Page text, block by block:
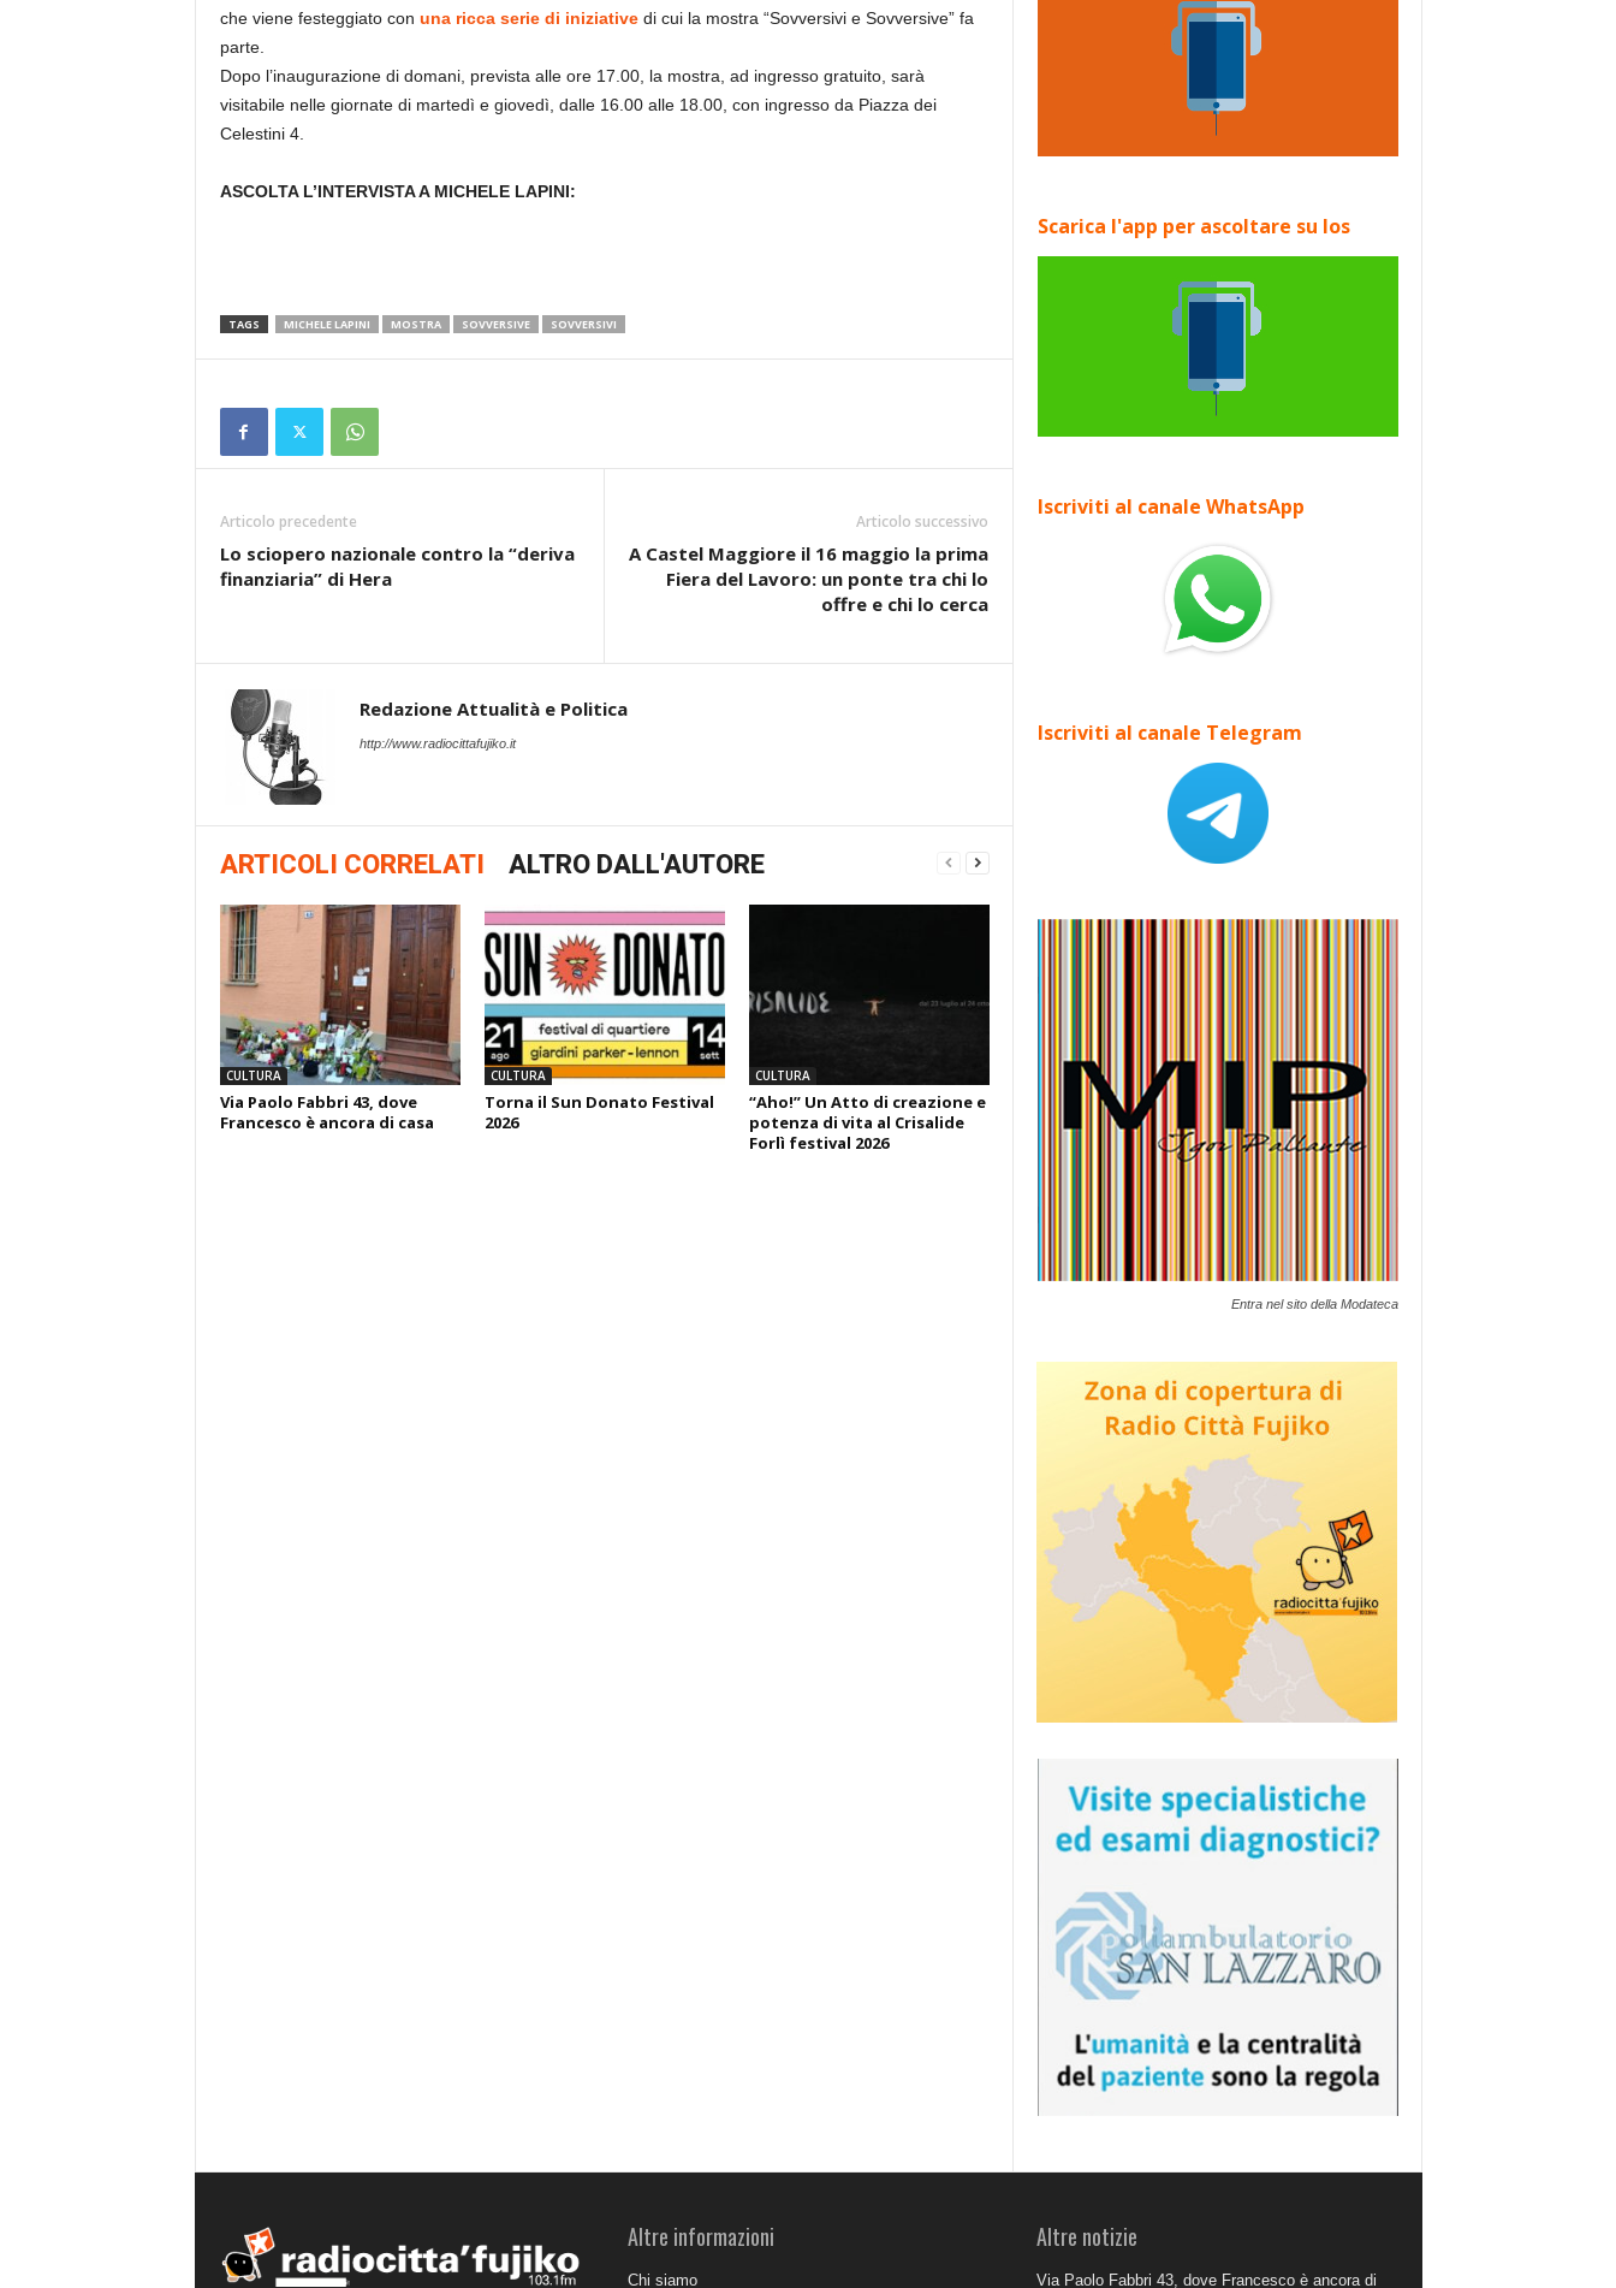
che viene festeggiato con una ricca serie di iniziativedi cui la mostra “Sovversivi e Sovversive” fa
parte.
Dopo l’inaugurazione di domani, prevista alle ore 17.00, la mostra, ad ingresso gratuito, sarà
visitabile nelle giornate di martedì e giovedì, dalle 16.00 alle 18.00, con ingresso da Piazza dei
Celestini 4.
ASCOLTA L’INTERVISTA A MICHELE LAPINI:
TAGS MICHELE LAPINI MOSTRA SOVVERSIVE SOVVERSIVI
Articolo precedente
Lo sciopero nazionale contro la “deriva
finanziaria” di Hera
Articolo successivo
A Castel Maggiore il 16 maggio la prima
Fiera del Lavoro: un ponte tra chi lo
offre e chi lo cerca
Redazione Attualità e Politica
http://www.radiocittafujiko.it
ARTICOLI CORRELATI ALTRO DALL'AUTORE
CULTURA
Via Paolo Fabbri 43, dove
Francesco è ancora di casa
CULTURA
Torna il Sun Donato Festival
2026
CULTURA
“Aho!” Un Atto di creazione e
potenza di vita al Crisalide
Forlì festival 2026
Scarica l'app per ascoltare su Ios
Iscriviti al canale WhatsApp
Iscriviti al canale Telegram
Entra nel sito della Modateca
Altre informazioni
Chi siamo
Altre notizie
Via Paolo Fabbri 43, dove Francesco è ancora di